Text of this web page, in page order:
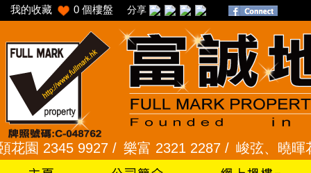
我的收藏 0 個樓盤 分享
2345 9927 /樂富 2321 2287 /峻弦、曉暉花園